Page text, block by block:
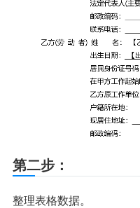
第二步：
整理表格数据。